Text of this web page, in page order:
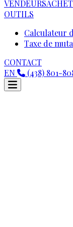
VENDEURS
OUTILS
Calculateur
Taxe de
CONTACT
EN
(438) 801-